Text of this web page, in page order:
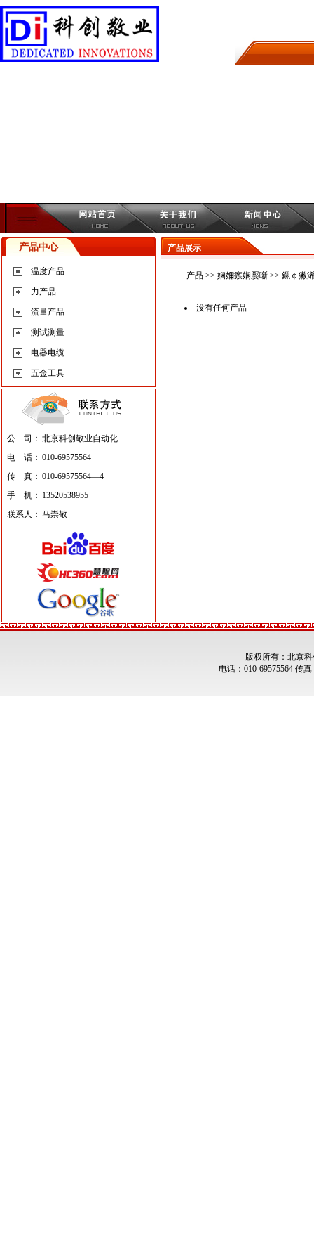
产品中心
温度产品
力产品
流量产品
测试测量
电器电缆
五金工具
公 司： 北京科创敬业自动化
电 话： 010-69575564
传 真： 010-69575564—4
手 机： 13520538955
联系人： 马崇敬
产品展示
产品>> 娴嬭瘯娴嬮噺>> 鏍￠獙
没有任何产品
版权所有：北京
电话：010-69575564 传